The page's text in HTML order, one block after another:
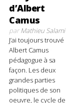
d’Albert
Camus
parMathieu Salami
J’ai toujours trouvé
Albert Camus
pédagogue à sa
façon. Les deux
grandes parties
politiques de son
oeuvre, le cycle de